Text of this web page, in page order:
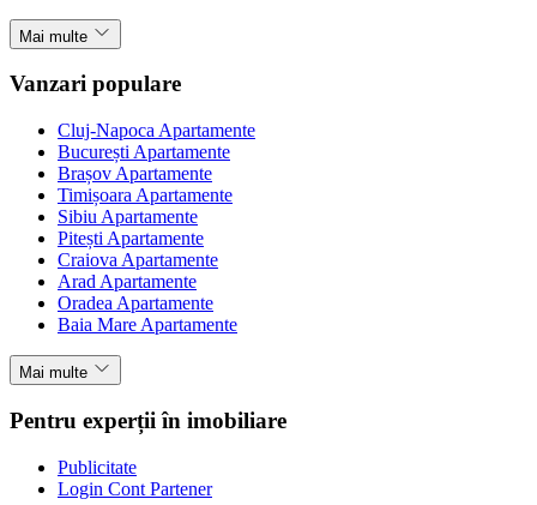
Mai multe
Vanzari populare
Cluj-Napoca Apartamente
București Apartamente
Brașov Apartamente
Timișoara Apartamente
Sibiu Apartamente
Pitești Apartamente
Craiova Apartamente
Arad Apartamente
Oradea Apartamente
Baia Mare Apartamente
Mai multe
Pentru experții în imobiliare
Publicitate
Login Cont Partener